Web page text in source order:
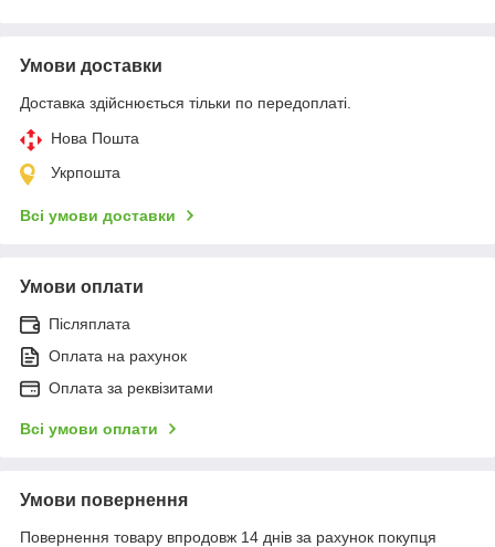
Умови доставки
Доставка здійснюється тільки по передоплаті.
Нова Пошта
Укрпошта
Всі умови доставки
Умови оплати
Післяплата
Оплата на рахунок
Оплата за реквізитами
Всі умови оплати
Умови повернення
Повернення товару впродовж 14 днів за рахунок покупця